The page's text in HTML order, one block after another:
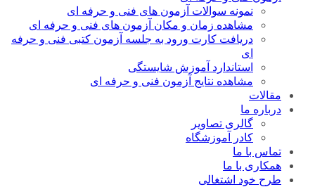
نمونه سوالات آزمون های فنی و حرفه ای
مشاهده زمان و مکان آزمون های فنی و حرفه ای
دریافت کارت ورود به جلسه آزمون کتبی فنی و حرفه
ای
استاندارد آموزش شایستگی
مشاهده نتایج آزمون فنی و حرفه ای
مقالات
درباره ما
گالری تصاویر
کادر آموزشگاه
تماس با ما
همکاری با ما
طرح خود اشتغالی